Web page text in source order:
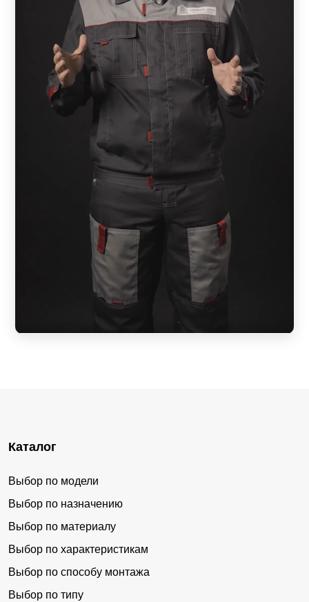
Каталог
Выбор по модели
Выбор по назначению
Выбор по материалу
Выбор по характеристикам
Выбор по способу монтажа
Выбор по типу